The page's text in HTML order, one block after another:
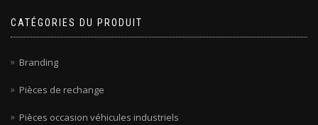
CATÉGORIES DU PRODUIT
Branding
Pièces de rechange
Pièces occasion véhicules industriels